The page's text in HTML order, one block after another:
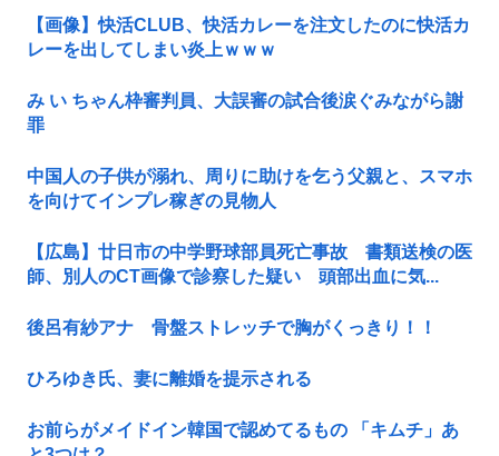
【画像】快活CLUB、快活カレーを注文したのに快活カ
レーを出してしまい炎上ｗｗｗ
み い ちゃん枠審判員、大誤審の試合後涙ぐみながら謝
罪
中国人の子供が溺れ、周りに助けを乞う父親と、スマホ
を向けてインプレ稼ぎの見物人
【広島】廿日市の中学野球部員死亡事故 書類送検の医
師、別人のCT画像で診察した疑い 頭部出血に気...
後呂有紗アナ 骨盤ストレッチで胸がくっきり！！
ひろゆき氏、妻に離婚を提示される
お前らがメイドイン韓国で認めてるもの 「キムチ」あ